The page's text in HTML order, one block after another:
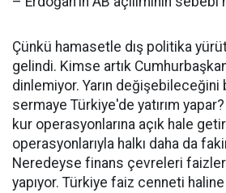
Çünkü hamasetle dış politika
gelindi. Kimse artık
dinlemiyor. Yarın değişebileceğini
sermaye Türkiye'de yatırım
kur operasyonlarına açık hale
operasyonlarıyla halkı daha da
Neredeyse finans çevreleri faizler
yapıyor. Türkiye faiz cenneti